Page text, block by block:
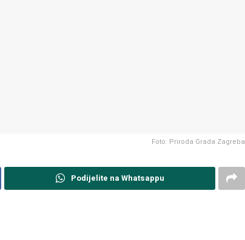
Foto: Priroda Grada Zagreba
Podijelite na Whatsappu